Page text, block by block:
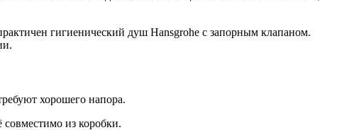
гигиенический душ Hansgrohe с запорным клапаном.
хорошего напора.
из коробки.